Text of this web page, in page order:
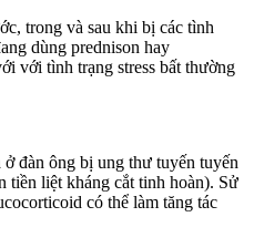
trong và sau khi bị các tình
dùng prednison hay
với tình trạng stress bất thường
đàn ông bị ung thư tuyến tuyến
tiền liệt kháng cắt tinh hoàn). Sử
có thể làm tăng tác